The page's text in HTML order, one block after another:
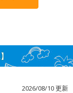
2026/08/10 更新